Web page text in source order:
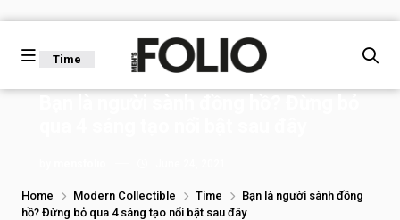
Home Modern Collectible Time
Bạn là người sành đồng
hồ? Đừng bỏ qua 4 sáng tạo nổi bật sau đây
Time